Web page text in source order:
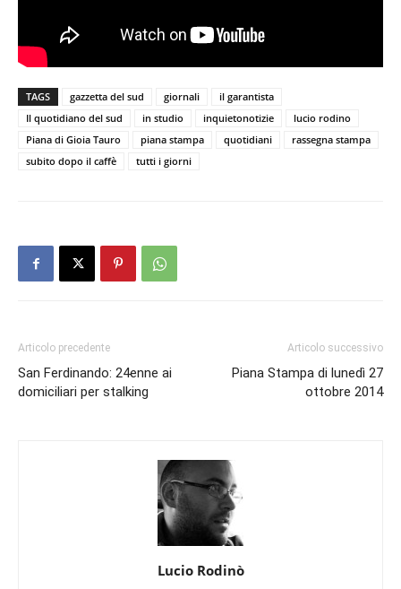
TAGS gazzetta del sud giornali
il garantista
Il quotidiano del sud
in studio inquietonotizie
lucio rodino
Piana di Gioia Tauro
piana stampa quotidiani
rassegna stampa
subito dopo il caffè
tutti i giorni
Articolo precedente
San Ferdinando: 24enne ai
domiciliari per stalking
Articolo successivo
Piana Stampa di lunedì 27
ottobre 2014
Lucio Rodinò